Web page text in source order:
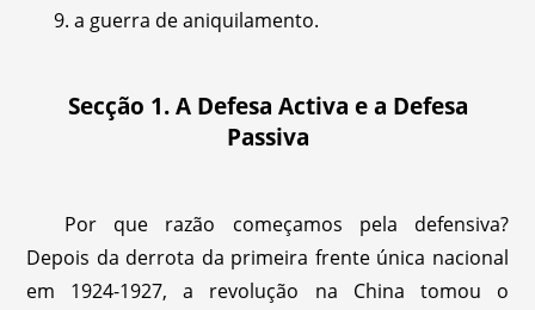
a guerra de aniquilamento.
Secção 1. A Defesa Activa e a Defesa
Passiva
Por que razão começamos pela defensiva?
Depois da derrota da primeira frente única nacional
em 1924-1927, a revolução na China tomou o